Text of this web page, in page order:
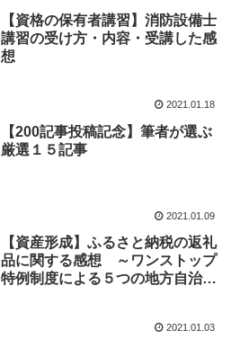
【資格の保有者講習】消防設備士
講習の受け方・内容・受講した感
想
2021.01.18
【200記事投稿記念】筆者が選ぶ
厳選１５記事
2021.01.09
【資産形成】ふるさと納税の返礼
品に関する感想 ～ワンストップ
特例制度による５つの地方自治体
2021.01.03